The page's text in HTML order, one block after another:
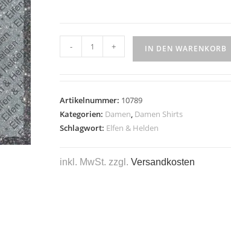
- + IN DEN WARENKORB
Artikelnummer: 10789
Kategorien: Damen, Damen Shirts
Schlagwort: Elfen & Helden
inkl. MwSt. zzgl. Versandkosten